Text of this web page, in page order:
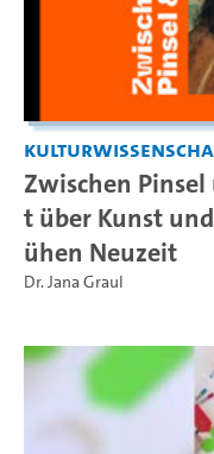
Zwischen Pinsel
t über Kunst
ühen Neuzeit
Dr. Jana Graul